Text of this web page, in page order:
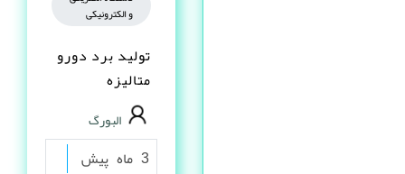
و الکترونیکی
تولید برد دورو
متالیزه
البورگ
3 ماه پیش